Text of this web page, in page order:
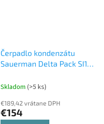
Čerpadlo kondenzátu
Sauerman Delta Pack SI10
Skladom (>5 ks)
€189,42 vrátane DPH
€154